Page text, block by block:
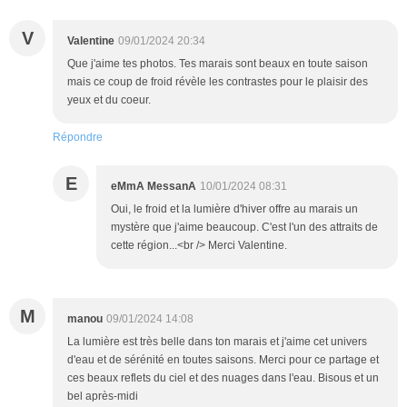
V Valentine 09/01/2024 20:34
Que j'aime tes photos. Tes marais sont beaux en toute saison
mais ce coup de froid révèle les contrastes pour le plaisir des
yeux et du coeur.
Répondre
E eMmA MessanA 10/01/2024 08:31
Oui, le froid et la lumière d'hiver offre au marais un
mystère que j'aime beaucoup. C'est l'un des attraits de
cette région...<br /> Merci Valentine.
M manou 09/01/2024 14:08
La lumière est très belle dans ton marais et j'aime cet univers
d'eau et de sérénité en toutes saisons. Merci pour ce partage et
ces beaux reflets du ciel et des nuages dans l'eau. Bisous et un
bel après-midi